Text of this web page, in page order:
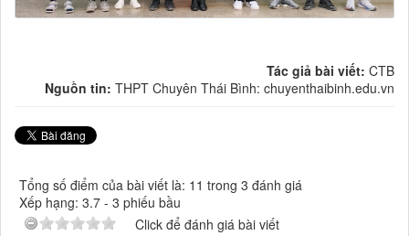
Tác giả bài viết: CTB
Nguồn tin: THPT Chuyên Thái Bình: chuyenthaibinh.edu.vn
Tổng số điểm của bài viết là: 11 trong 3 đánh giá
Xếp hạng: 3.7 - 3 phiếu bầu
Click để đánh giá bài viết